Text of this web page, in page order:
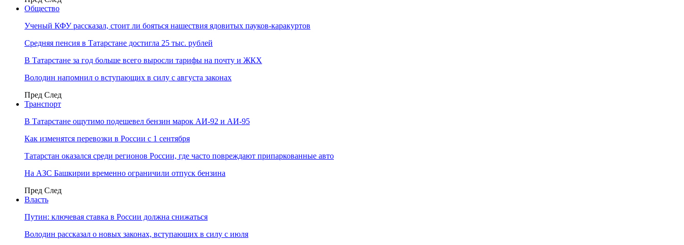
Общество
Ученый КФУ рассказал, стоит ли бояться нашествия ядовитых пауков-каракуртов
Средняя пенсия в Татарстане достигла 25 тыс. рублей
В Татарстане за год больше всего выросли тарифы на почту и ЖКХ
Володин напомнил о вступающих в силу с августа законах
Пред След
Транспорт
В Татарстане ощутимо подешевел бензин марок АИ-92 и АИ-95
Как изменятся перевозки в России с 1 сентября
Татарстан оказался среди регионов России, где часто повреждают припаркованные авто
На АЗС Башкирии временно ограничили отпуск бензина
Пред След
Власть
Путин: ключевая ставка в России должна снижаться
Володин рассказал о новых законах, вступающих в силу с июля